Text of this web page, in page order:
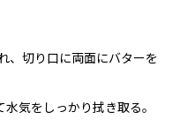
、切り口に両面にバターを
気をしっかり拭き取る。